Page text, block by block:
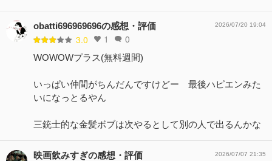
obatti696969696の感想・評価
3.0 1 0
2026/07/20 19:04
WOWOWプラス(無料週間)
いっぱい仲間がちんだんですけどー 最後ハピエンみた
いになっとるやん
三銃士的な金髪ボブは次やるとして別の人で出るんかな
映画飲みすぎの感想・評価 2026/07/07 21:35